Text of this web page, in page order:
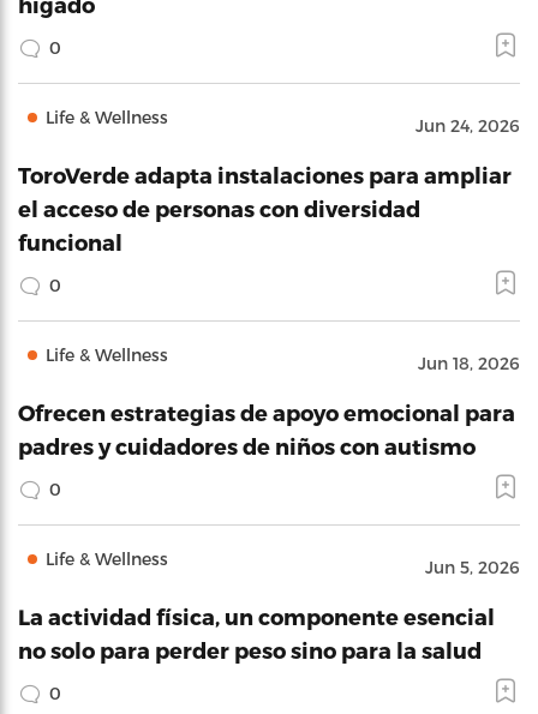
0
Life & Wellness Jun 24, 2026
ToroVerde adapta instalaciones para ampliar
el acceso de personas con diversidad
funcional
0
Life & Wellness Jun 18, 2026
Ofrecen estrategias de apoyo emocional para
padres y cuidadores de niños con autismo
0
Life & Wellness Jun 5, 2026
La actividad física, un componente esencial
no solo para perder peso sino para la salud
0